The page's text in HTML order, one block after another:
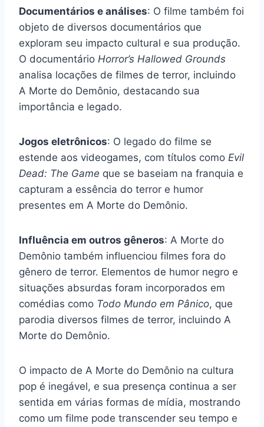
Documentários e análises: O filme também foi
objeto de diversos documentários que
exploram seu impacto cultural e sua produção.
O documentário Horror’s Hallowed Grounds
analisa locações de filmes de terror, incluindo
A Morte do Demônio, destacando sua
importância e legado.
Jogos eletrônicos: O legado do filme se
estende aos videogames, com títulos como Evil
Dead: The Game que se baseiam na franquia e
capturam a essência do terror e humor
presentes em A Morte do Demônio.
Influência em outros gêneros: A Morte do
Demônio também influenciou filmes fora do
gênero de terror. Elementos de humor negro e
situações absurdas foram incorporados em
comédias como Todo Mundo em Pânico, que
parodia diversos filmes de terror, incluindo A
Morte do Demônio.
O impacto de A Morte do Demônio na cultura
pop é inegável, e sua presença continua a ser
sentida em várias formas de mídia, mostrando
como um filme pode transcender seu tempo e